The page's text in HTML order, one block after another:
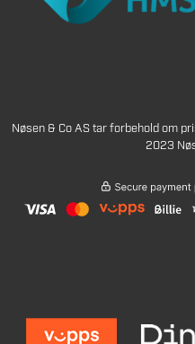
Nøsen & Co AS tar forbehold om
2023